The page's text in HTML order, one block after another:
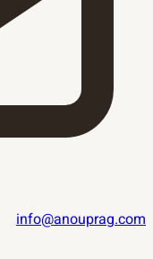
info@anouprag.com